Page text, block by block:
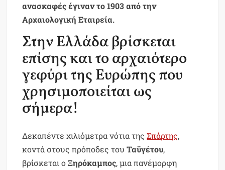
ανασκαφές έγιναν το 1903 από την
Αρχαιολογική Εταιρεία.
Στην Ελλάδα βρίσκεται
επίσης και το αρχαιότερο
γεφύρι της Ευρώπης που
χρησιμοποιείται ως
σήμερα!
Δεκαπέντε χιλιόμετρα νότια τηςΣπάρτης,
κοντά στους πρόποδες τουΤαϋγέτου,
βρίσκεται οΞηρόκαμπος, μια πανέμορφη